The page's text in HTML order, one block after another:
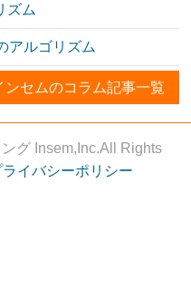
ズム
アルゴリズム
ンセムのコラム記事一覧
グ Insem,Inc.All Rights
ライバシーポリシー